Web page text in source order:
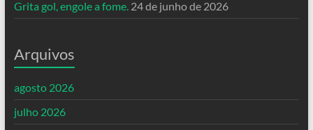
Grita gol, engole a fome. 24 de junho de 2026
Arquivos
agosto 2026
julho 2026